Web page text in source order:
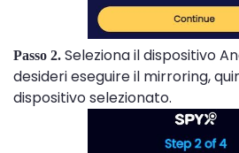
Passo 2. Seleziona il dispositivo
desideri eseguire il mirroring,
dispositivo selezionato.